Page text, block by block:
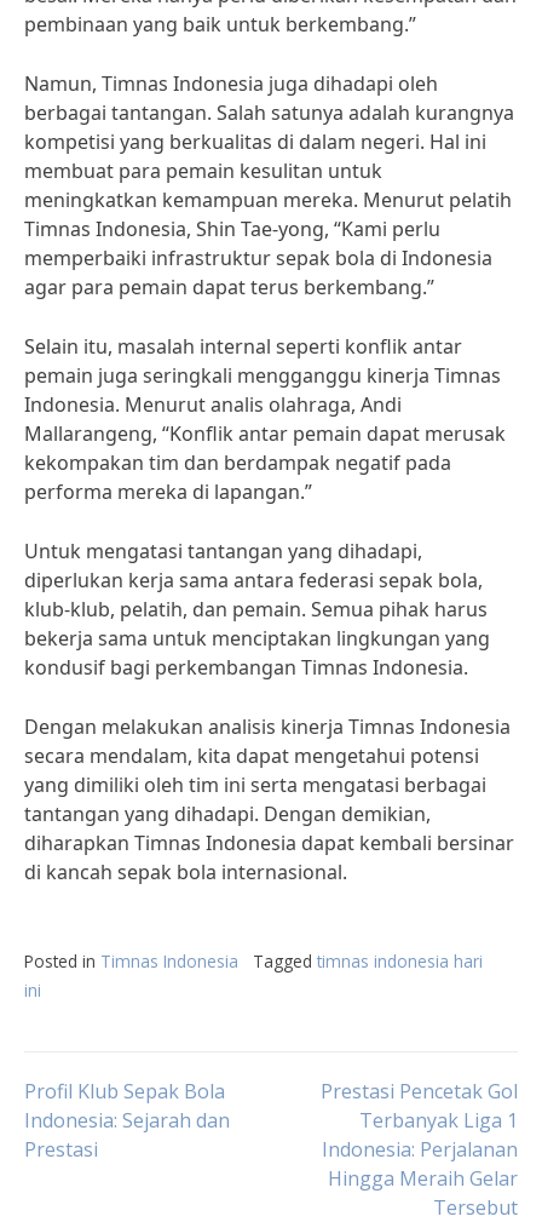
pembinaan yang baik untuk berkembang.”
Namun, Timnas Indonesia juga dihadapi oleh
berbagai tantangan. Salah satunya adalah kurangnya
kompetisi yang berkualitas di dalam negeri. Hal ini
membuat para pemain kesulitan untuk
meningkatkan kemampuan mereka. Menurut pelatih
Timnas Indonesia, Shin Tae-yong, “Kami perlu
memperbaiki infrastruktur sepak bola di Indonesia
agar para pemain dapat terus berkembang.”
Selain itu, masalah internal seperti konflik antar
pemain juga seringkali mengganggu kinerja Timnas
Indonesia. Menurut analis olahraga, Andi
Mallarangeng, “Konflik antar pemain dapat merusak
kekompakan tim dan berdampak negatif pada
performa mereka di lapangan.”
Untuk mengatasi tantangan yang dihadapi,
diperlukan kerja sama antara federasi sepak bola,
klub-klub, pelatih, dan pemain. Semua pihak harus
bekerja sama untuk menciptakan lingkungan yang
kondusif bagi perkembangan Timnas Indonesia.
Dengan melakukan analisis kinerja Timnas Indonesia
secara mendalam, kita dapat mengetahui potensi
yang dimiliki oleh tim ini serta mengatasi berbagai
tantangan yang dihadapi. Dengan demikian,
diharapkan Timnas Indonesia dapat kembali bersinar
di kancah sepak bola internasional.
Posted in Timnas Indonesia Tagged timnas indonesia hari
ini
Post
navigation
Profil Klub Sepak Bola
Indonesia: Sejarah dan
Prestasi
Prestasi Pencetak Gol
Terbanyak Liga 1
Indonesia: Perjalanan
Hingga Meraih Gelar
Tersebut